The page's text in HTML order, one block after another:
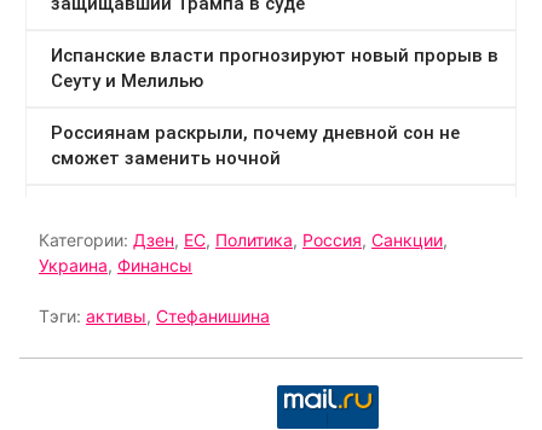
Категории: Дзен, ЕС, Политика, Россия, Санкции,
Украина, Финансы
Тэги: активы, Стефанишина